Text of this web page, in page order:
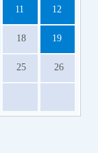
11 12
18 19
25 26